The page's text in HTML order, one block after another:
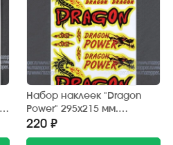
Набор наклеек "Dragon
Power" 295х215 мм.
(красно-желтый) 12 шт.
220 ₽